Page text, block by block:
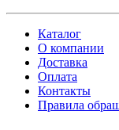
Каталог
О компании
Доставка
Оплата
Контакты
Правила